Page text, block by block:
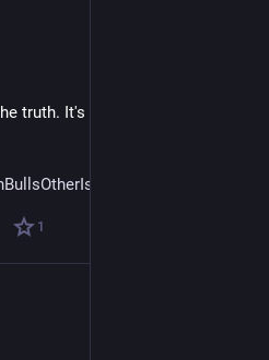
truth. It's the funniest joke in
1